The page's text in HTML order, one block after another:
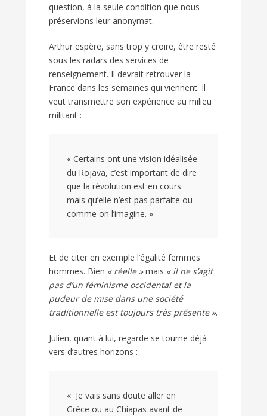
question, à la seule condition que nous
préservions leur anonymat.
Arthur espère, sans trop y croire, être resté
sous les radars des services de
renseignement. Il devrait retrouver la
France dans les semaines qui viennent. Il
veut transmettre son expérience au milieu
militant :
« Certains ont une vision idéalisée
du Rojava, c’est important de dire
que la révolution est en cours
mais qu’elle n’est pas parfaite ou
comme on l’imagine. »
Et de citer en exemple l’égalité femmes
hommes. Bien « réelle »mais « il ne s’agit
pas d’un féminisme occidental et la
pudeur de mise dans une société
traditionnelle est toujours très présente ».
Julien, quant à lui, regarde se tourne déjà
vers d’autres horizons :
« Je vais sans doute aller en
Grèce ou au Chiapas avant de